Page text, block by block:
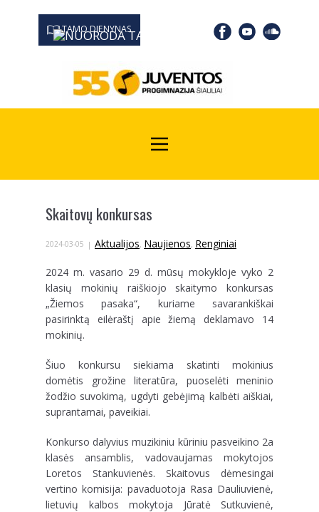
TAMO DIENYNAS
0667 19366
Skaitovų konkursas
2024-03-05 Aktualijos, Naujienos, Renginiai
2024 m. vasario 29 d. mūsų mokykloje vyko 2
klasių mokinių raiškiojo skaitymo konkursas
„Žiemos pasaka“, kuriame savarankiškai
pasirinktą eilėraštį apie žiemą deklamavo 14
mokinių.
Šiuo konkursu siekiama skatinti mokinius
domėtis grožine literatūra, puoselėti meninio
žodžio suvokimą, ugdyti gebėjimą kalbėti aiškiai,
suprantamai, paveikiai.
Konkurso dalyvius muzikiniu kūriniu pasveikino 2a
klasės ansamblis, vadovaujamas mokytojos
Loretos Stankuvienės. Skaitovus dėmesingai
vertino komisija: pavaduotoja Rasa Dauliuvienė,
lietuvių kalbos mokytoja Jūratė Sutkuvienė,